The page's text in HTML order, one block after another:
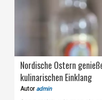
Nordische Ostern
kulinarischen Einklang
Autor admin